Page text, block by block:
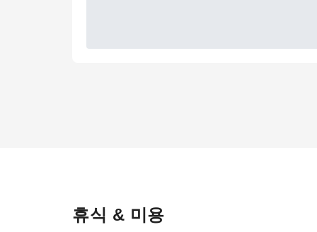
휴식 & 미용